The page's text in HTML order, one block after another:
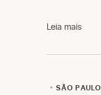
Leia mais
SÃO PAULO